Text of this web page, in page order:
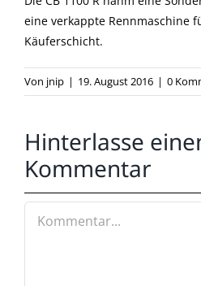
eine verkappte Rennmaschine
Käuferschicht.
Von jnip | 19. August 2016 | 0
Hinterlasse
Kommentar